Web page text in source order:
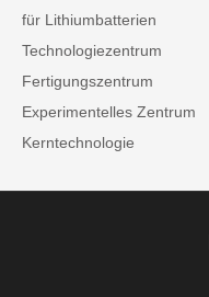
für Lithiumbatterien
Technologiezentrum
Fertigungszentrum
Experimentelles Zentrum
Kerntechnologie